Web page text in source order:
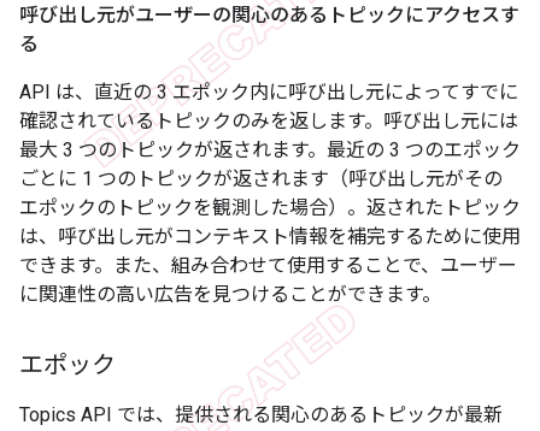
呼び出し元がユーザーの関心のあるトピックにアクセスす
る
API は、直近の 3 エポック内に呼び出し元によってすでに
確認されているトピックのみを返します。呼び出し元には
最大 3 つのトピックが返されます。最近の 3 つのエポック
ごとに 1 つのトピックが返されます（呼び出し元がその
エポックのトピックを観測した場合）。返されたトピック
は、呼び出し元がコンテキスト情報を補完するために使用
できます。また、組み合わせて使用することで、ユーザー
に関連性の高い広告を見つけることができます。
エポック
Topics API では、提供される関心のあるトピックが最新